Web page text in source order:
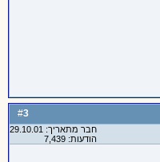
3
חבר מתאריך: 29.10.01
הודעות: 7,439